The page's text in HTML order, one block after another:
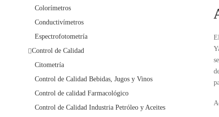
Colorímetros
Conductivímetros
Espectrofotometría
Control de Calidad
Citometría
Control de Calidad Bebidas, Jugos y Vinos
Control de calidad Farmacológico
Control de Calidad Industria Petróleo y Aceites